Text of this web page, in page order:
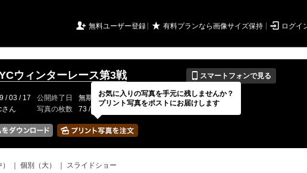
 無料ユーザー登録 ★ 有料プランなら画像サイズ保持  ログイ
ウィンターレース第3戦 📱 スマートフォンで見る
/ 03 / 17 公開終了日 無期限 イベントの期間
---
さん 写真の枚数 73 / 150枚
個別（大）
スライドショー
お気に入りの写真を手元に残しませんか？
プリント写真をポストにお届けします